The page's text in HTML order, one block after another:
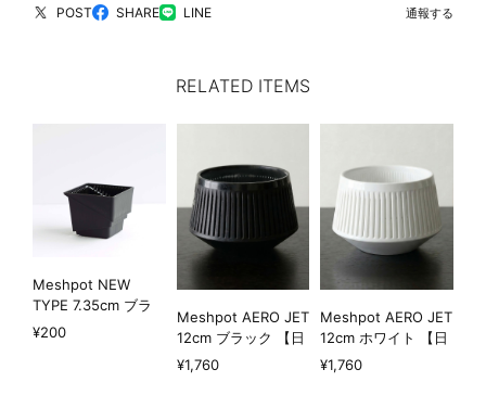
POST SHARE LINE 通報する
RELATED ITEMS
Meshpot NEW
TYPE 7.35cm ブラ
ック
¥200
Meshpot AERO JET
12cm ブラック 【日
本初上陸?!】
¥1,760
Meshpot AERO JET
12cm ホワイト 【日
本初上陸?!】
¥1,760